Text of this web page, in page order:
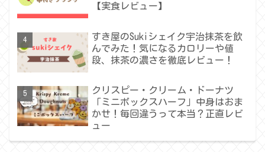
【実食レビュー】
すき屋のSukiシェイク宇治抹茶を飲
んでみた！気になるカロリーや値
段、抹茶の濃さを徹底レビュー！
クリスピー・クリーム・ドーナツ
「ミニボックスハーフ」中身はおま
かせ！毎回違うって本当？正直レビ
ュー